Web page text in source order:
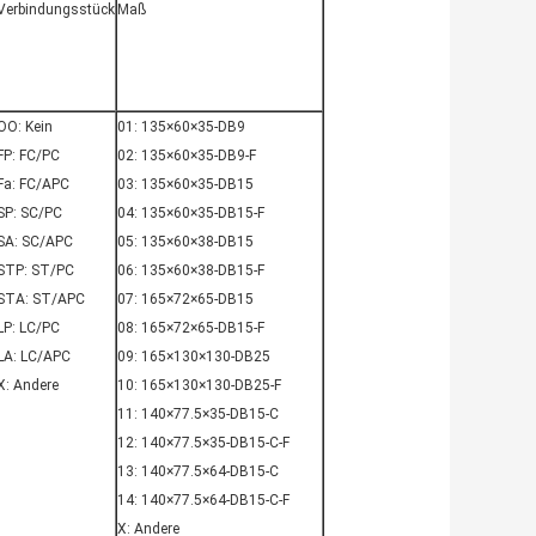
Maß
Kein
FC/PC
FC/APC
SC/PC
SC/APC
ST/PC
ST/APC
LC/PC
LC/APC
Andere
01: 135×60×35-DB9
02: 135×60×35-DB9-F
03: 135×60×35-DB15
04: 135×60×35-DB15-F
05: 135×60×38-DB15
06: 135×60×38-DB15-F
07: 165×72×65-DB15
08: 165×72×65-DB15-F
09: 165×130×130-DB25
10: 165×130×130-DB25-F
11: 140×77.5×35-DB15-C
12: 140×77.5×35-DB15-C-F
13: 140×77.5×64-DB15-C
14: 140×77.5×64-DB15-C-F
X: Andere